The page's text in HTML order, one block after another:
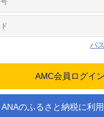
パ
ANAのふるさと納税に利